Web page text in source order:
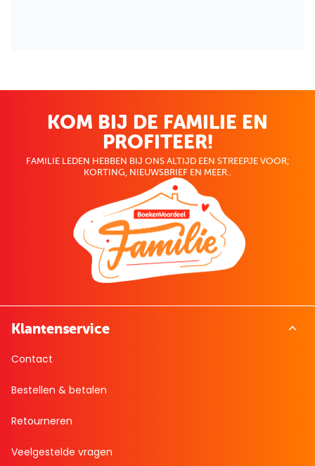
KOM BIJ DE FAMILIE EN
PROFITEER!
FAMILIE LEDEN HEBBEN BIJ ONS ALTIJD EEN STREEPJE VOOR;
KORTING, NIEUWSBRIEF EN MEER..
Klantenservice
Contact
Bestellen & betalen
Retourneren
Veelgestelde vragen